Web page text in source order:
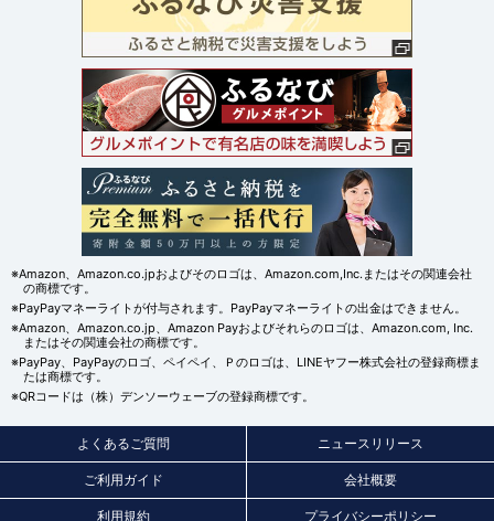
※Amazon、Amazon.co.jpおよびそのロゴは、Amazon.com,Inc.またはその関連会社
の商標です。
※PayPayマネーライトが付与されます。PayPayマネーライトの出金はできません。
※Amazon、Amazon.co.jp、Amazon Payおよびそれらのロゴは、Amazon.com, Inc.
またはその関連会社の商標です。
※PayPay、PayPayのロゴ、ペイペイ、Ｐのロゴは、LINEヤフー株式会社の登録商標ま
たは商標です。
※QRコードは（株）デンソーウェーブの登録商標です。
よくあるご質問 ニュースリリース
ご利用ガイド 会社概要
利用規約 プライバシーポリシー